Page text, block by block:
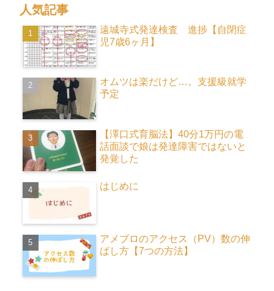
人気記事
遠城寺式発達検査 進捗【自閉症
児7歳6ヶ月】
オムツは楽だけど…。支援級就学
予定
【澤口式育脳法】40分1万円の電
話面談で娘は発達障害ではないと
発覚した
はじめに
アメブロのアクセス（PV）数の伸
ばし方【7つの方法】